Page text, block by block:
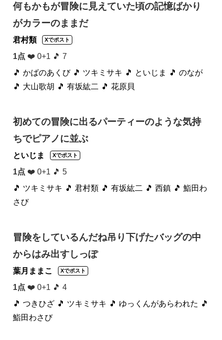
何もかもが冒険に見えていた頃の記憶ばかり
がカラーのままだ
君村類 Xでポスト
1点 ❤️ 0+1 🎵 7
🎵 かばのあくび 🎵 ツキミサキ 🎵 といじま
🎵 のなが
🎵 大山歌胡 🎵 有坂紘二 🎵 花原貝
初めての冒険に出るパーティーのような気持
ちでピアノに並ぶ
といじま Xでポスト
1点 ❤️ 0+1 🎵 5
🎵 ツキミサキ 🎵 君村類 🎵 有坂紘二 🎵 西鎮 🎵 鮨田わ
さび
冒険をしているんだね吊り下げたバッグの中
からはみ出すしっぽ
葉月ままこ Xでポスト
1点 ❤️ 0+1 🎵 4
🎵 つきひざ 🎵 ツキミサキ 🎵 ゆっくんがあらわれた 🎵
鮨田わさび